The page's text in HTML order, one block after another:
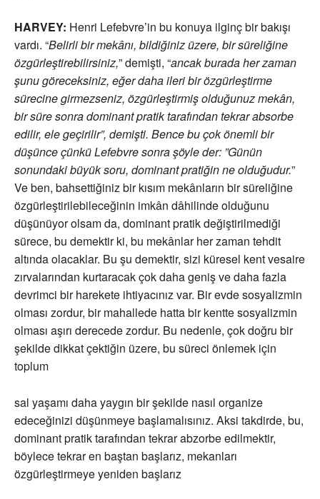
HARVEY: Henri Lefebvre’in bu konuya ilginç bir bakışı
vardı. “Belirli bir mekânı, bildiğiniz üzere, bir süreliğine
özgürleştirebilirsiniz,” demişti, “ancak burada her zaman
şunu göreceksiniz, eğer daha ileri bir özgürleştirme
sürecine girmezseniz, özgürleştirmiş olduğunuz mekân,
bir süre sonra dominant pratik tarafından tekrar absorbe
edilir, ele geçirilir”, demişti. Bence bu çok önemli bir
düşünce çünkü Lefebvre sonra şöyle der: ”Günün
sonundaki büyük soru, dominant pratiğin ne olduğudur.”
Ve ben, bahsettiğiniz bir kısım mekânların bir süreliğine
özgürleştirilebileceğinin imkân dâhilinde olduğunu
düşünüyor olsam da, dominant pratik değiştirilmediği
sürece, bu demektir ki, bu mekânlar her zaman tehdit
altında olacaklar. Bu şu demektir, sizi küresel kent vesaire
zırvalarından kurtaracak çok daha geniş ve daha fazla
devrimci bir harekete ihtiyacınız var. Bir evde sosyalizmin
olması zordur, bir mahallede hatta bir kentte sosyalizmin
olması aşırı derecede zordur. Bu nedenle, çok doğru bir
şekilde dikkat çektiğin üzere, bu süreci önlemek için
toplum
sal yaşamı daha yaygın bir şekilde nasıl organize
edeceğinizi düşünmeye başlamalısınız. Aksi takdirde, bu,
dominant pratik tarafından tekrar abzorbe edilmektir,
böylece tekrar en baştan başlarız, mekanları
özgürleştirmeye yeniden başlarız